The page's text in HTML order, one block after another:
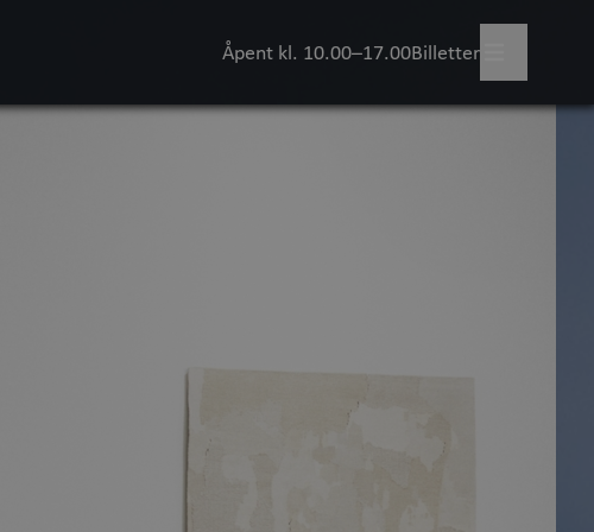
Åpent kl. 10.00–17.00Billetter
Aktiviteter for barn
Utforsk samlingen